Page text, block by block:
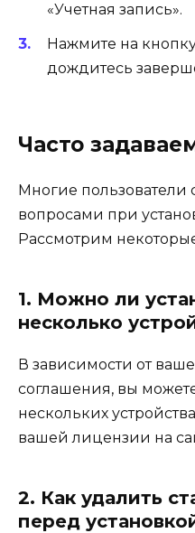
«Учетная запись».
Нажмите на
дождитесь
Часто
Многие пользователи
вопросами при
Рассмотрим
1. Можно ли
несколько
В зависимости от
соглашения, вы
нескольких
вашей лицензии на
2. Как удалить
перед